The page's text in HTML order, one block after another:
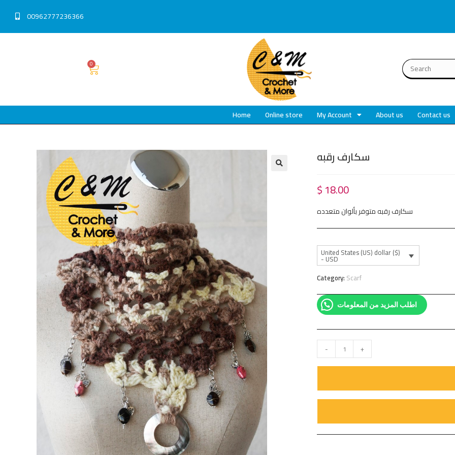
00962777236366
0
Home Online store My Account About us Contact us
سكارف رقبه
$18.00
سكارف رقبه متوفر بألوان متعدده
United States (US) dollar ($)
- USD
Category: Scarf
اطلب المزيد من المعلومات
- +